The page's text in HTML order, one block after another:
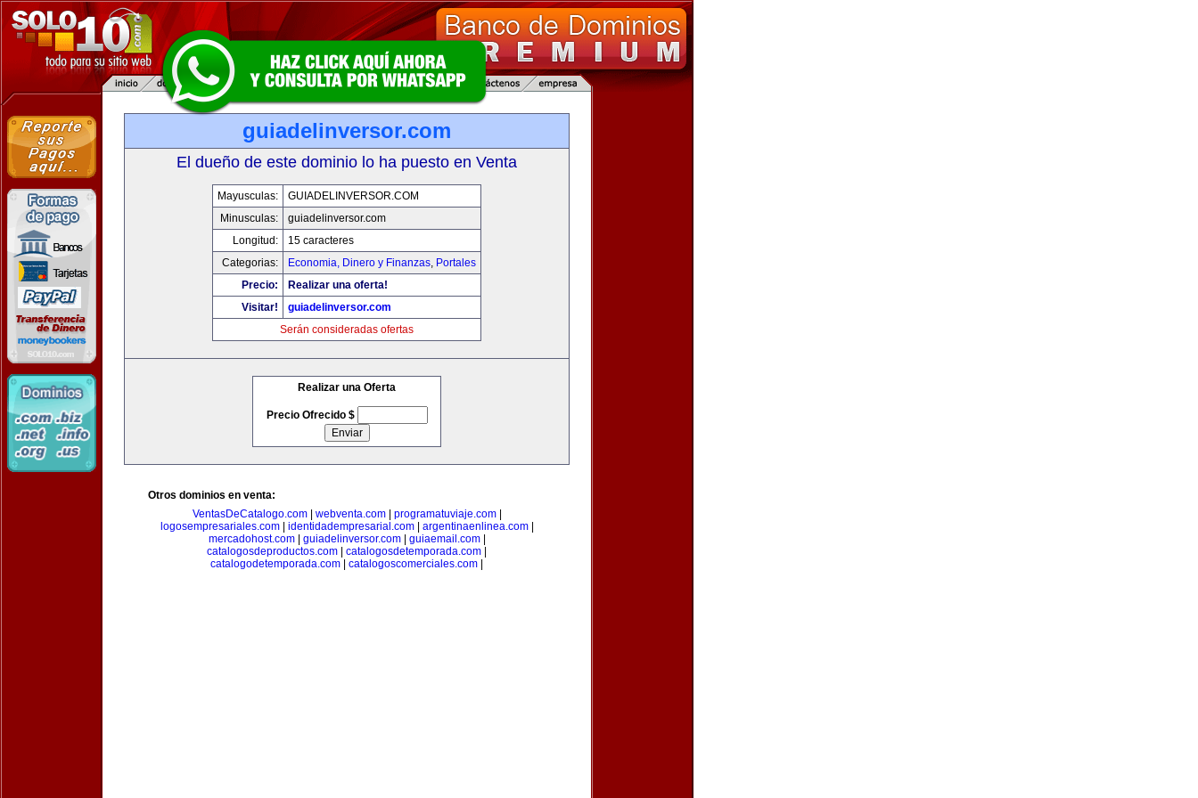
guiadelinversor.com
El dueño de este dominio lo ha puesto en Venta
Mayusculas:
GUIADELINVERSOR.COM
Minusculas:
guiadelinversor.com
Longitud:
15 caracteres
Categorias:
Economia, Dinero y Finanzas, Portales
Precio:
Realizar una oferta!
Visitar!
guiadelinversor.com
Serán consideradas ofertas
Realizar una Oferta
Precio Ofrecido $
Otros dominios en venta:
VentasDeCatalogo.com| webventa.com| programatuviaje.com|
logosempresariales.com| identidadempresarial.com| argentinaenlinea.com|
mercadohost.com| guiadelinversor.com| guiaemail.com|
catalogosdeproductos.com
catalogosdetemporada.com
catalogodetemporada.com
catalogoscomerciales.com